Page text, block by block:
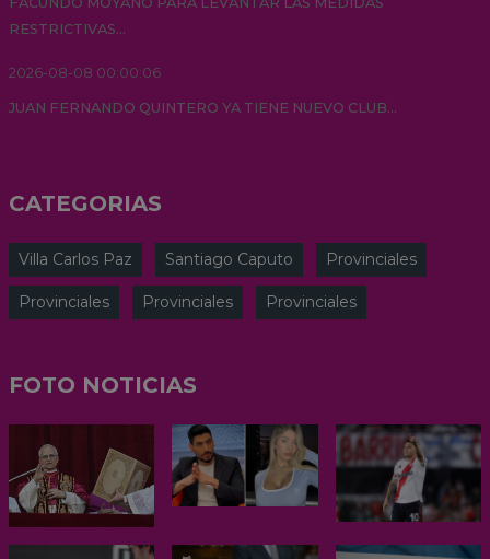
RESTRICTIVAS...
2026-08-08 00:00:06
JUAN FERNANDO QUINTERO YA TIENE NUEVO CLUB...
CATEGORIAS
Villa Carlos Paz Santiago Caputo Provinciales
Provinciales Provinciales Provinciales
FOTO NOTICIAS